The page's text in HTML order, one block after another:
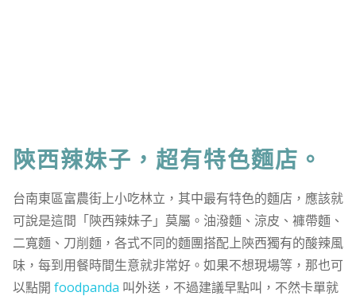
陝西辣妹子，超有特色麵店。
台南東區富農街上小吃林立，其中最有特色的麵店，應該就
可說是這間「陝西辣妹子」莫屬。油潑麵、涼皮、褲帶麵、
二寬麵、刀削麵，各式不同的麵團搭配上陝西獨有的酸辣風
味，每到用餐時間生意就非常好。如果不想現場等，那也可
以點開 foodpanda 叫外送，不過建議早點叫，不然卡單就